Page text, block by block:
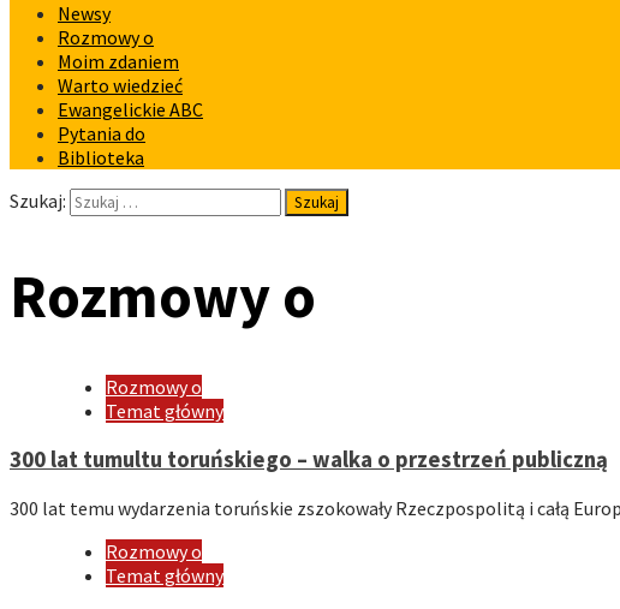
Newsy
Rozmowy o
Moim zdaniem
Warto wiedzieć
Ewangelickie ABC
Pytania do
Biblioteka
Szukaj:
Rozmowy o
Rozmowy o
Temat główny
300 lat tumultu toruńskiego – walka o przestrzeń publiczną
300 lat temu wydarzenia toruńskie zszokowały Rzeczpospolitą i całą
Rozmowy o
Temat główny